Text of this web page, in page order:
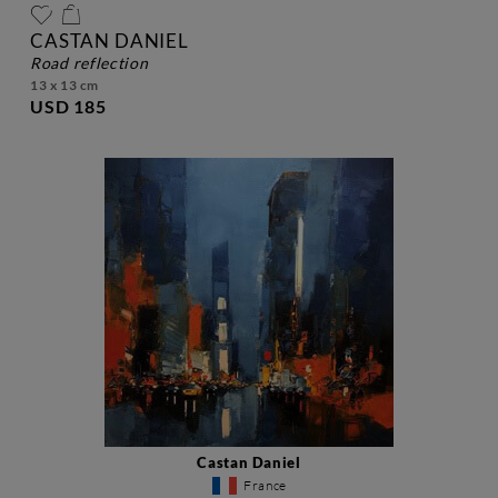
CASTAN DANIEL
road reflection
13 x 13 cm
USD 185
Castan Daniel
France